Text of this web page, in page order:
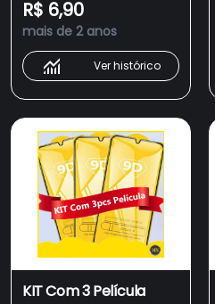
adequado para
Airpods 2 proteção
anti-queda de quatro
cantos, estojo
moderno Airpods Pro
estojo para fone de
ouvido Bluetooth sem
R$ 6,90
mais de 2 anos
Ver histórico
KIT Com 3 Película